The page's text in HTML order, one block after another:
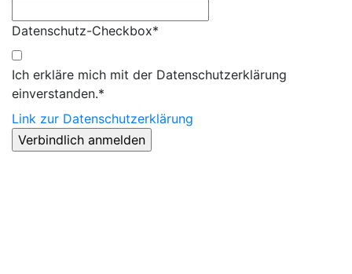
Datenschutz-Checkbox*
Ich erkläre mich mit der Datenschutzerklärung
einverstanden.*
Link zur Datenschutzerklärung